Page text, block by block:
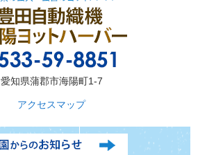
愛知県蒲郡市海陽町1-7
アクセスマップ